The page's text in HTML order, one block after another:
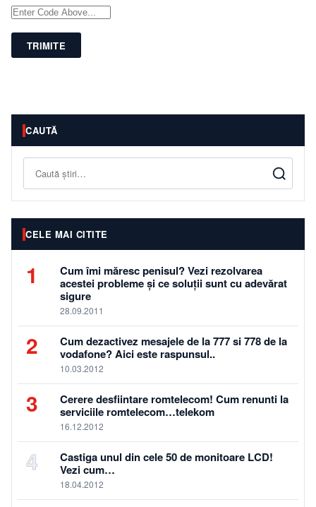
TRIMITE
CAUTĂ
Caută
CELE MAI CITITE
1
Cum îmi măresc penisul? Vezi rezolvarea
acestei probleme și ce soluții sunt cu adevărat
sigure
28.09.2011
2
Cum dezactivez mesajele de la 777 si 778 de la
vodafone? Aici este raspunsul..
10.03.2012
3
Cerere desfiintare romtelecom! Cum renunti la
serviciile romtelecom…telekom
16.12.2012
4
Castiga unul din cele 50 de monitoare LCD!
Vezi cum…
18.04.2012